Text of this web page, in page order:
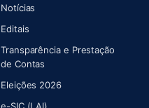
Notícias
Editais
Transparência e Prestação
de Contas
Eleições 2026